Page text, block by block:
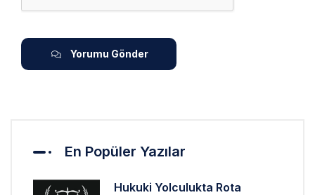
Yorumu Gönder
En Popüler Yazılar
Hukuki Yolculukta Rota